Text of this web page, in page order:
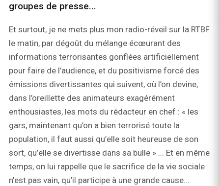
groupes de presse...
Et surtout, je ne mets plus mon radio-réveil sur la RTBF
le matin, par dégoût du mélange écœurant des
informations terrorisantes gonflées artificiellement
pour faire de l’audience, et du positivisme forcé des
émissions divertissantes qui suivent, où l’on devine,
dans l’oreillette des animateurs exagérément
enthousiastes, les mots du rédacteur en chef : « les
gars, maintenant qu’on a bien terrorisé toute la
population, il faut aussi qu’elle soit heureuse de son
sort, qu’elle se divertisse dans sa bulle » ... Et en même
temps, on lui rappelle que le sacrifice de la vie sociale
n’est pas vain, qu’il participe à une grande cause...